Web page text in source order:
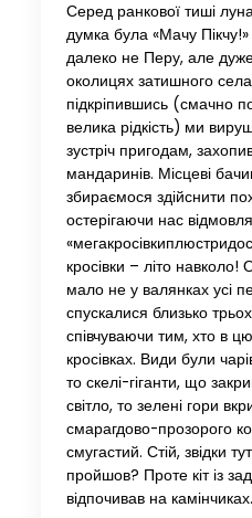
Серед ранкової тиші
думка була «Мачу
далеко не Перу, але
околицях затишного
підкріпившись (смачно
велика рідкість) ми
зустріч пригодам,
мандаринів. Місцеві
збираємося здійснити
остерігаючи нас
кросівки – літо навколо!
мало не у валянках усі
спускалися близько
співчуваючи тим, хто в
кросівках. Види були
то скелі-гіганти, що
світло, то зелені гори
смарагдово-прозорого
смугастий. Стій, звідки
пройшов? Проте кіт із
відпочивав на камінчиках.